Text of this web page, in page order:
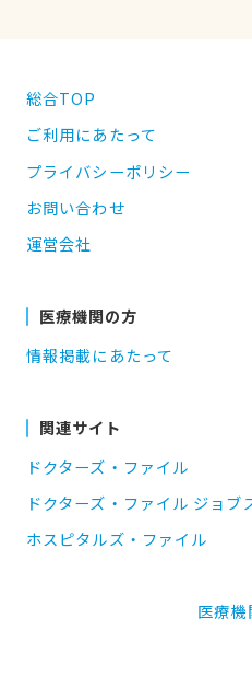
総合TOP
ご利用にあたって
プライバシーポリシー
お問い合わせ
運営会社
医療機関の方
情報掲載にあたって
関連サイト
ドクターズ・ファイル
ドクターズ・ファイル ジョブ
ホスピタルズ・ファイル
医療